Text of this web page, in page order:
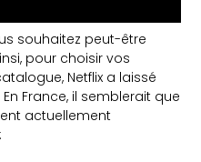
souhaitez peut-être
pour choisir vos
Netflix a laissé
France, il semblerait que
actuellement